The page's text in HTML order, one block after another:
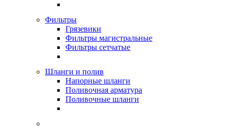
Фильтры
Грязевики
Фильтры магистральные
Фильтры сетчатые
Шланги и полив
Напорные шланги
Поливочная арматура
Поливочные шланги